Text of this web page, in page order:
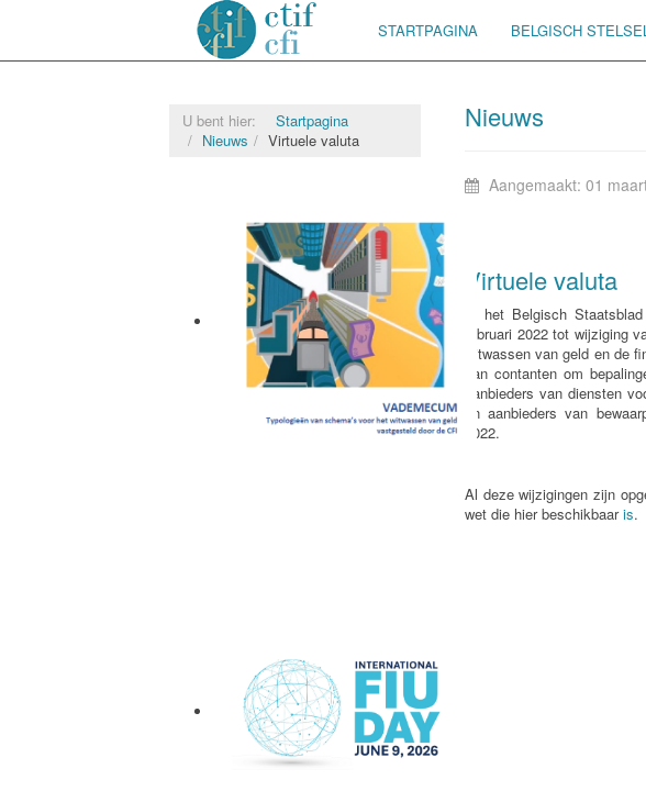
STARTPAGINA BELGISCH
Nieuws
Aangemaakt: 01
Virtuele valuta
In het Belgisch
februari 2022 tot wijziging
witwassen van geld en de
van contanten om
aanbieders van diensten
en aanbieders van
2022.
Al deze wijzigingen zijn
wet die hier beschikbaaris.
U bent hier:
Startpagina
Nieuws
Virtuele valuta